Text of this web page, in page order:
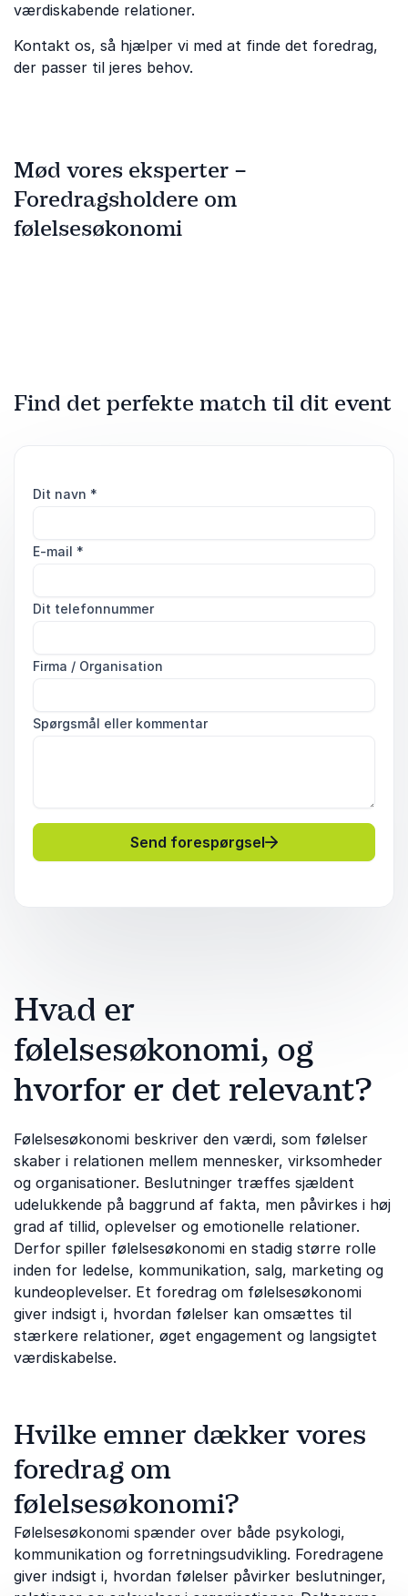
værdiskabende relationer.
Kontakt os, så hjælper vi med at finde det foredrag,
der passer til jeres behov.
Mød vores eksperter –
Foredragsholdere om
følelsesøkonomi
Find det perfekte match til dit event
Dit navn *
E-mail *
Dit telefonnummer
Firma / Organisation
Spørgsmål eller kommentar
Send forespørgsel
Hvad er
følelsesøkonomi, og
hvorfor er det relevant?
Følelsesøkonomi beskriver den værdi, som følelser
skaber i relationen mellem mennesker, virksomheder
og organisationer. Beslutninger træffes sjældent
udelukkende på baggrund af fakta, men påvirkes i høj
grad af tillid, oplevelser og emotionelle relationer.
Derfor spiller følelsesøkonomi en stadig større rolle
inden for ledelse, kommunikation, salg, marketing og
kundeoplevelser. Et foredrag om følelsesøkonomi
giver indsigt i, hvordan følelser kan omsættes til
stærkere relationer, øget engagement og langsigtet
værdiskabelse.
Hvilke emner dækker vores
foredrag om
følelsesøkonomi?
Følelsesøkonomi spænder over både psykologi,
kommunikation og forretningsudvikling. Foredragene
giver indsigt i, hvordan følelser påvirker beslutninger,